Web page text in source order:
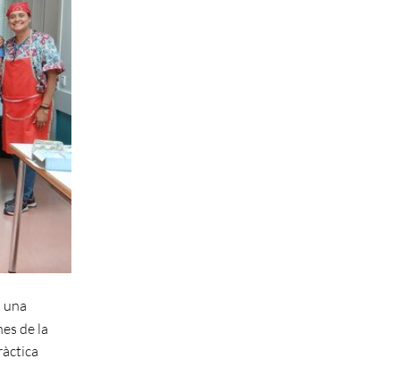
una
de la